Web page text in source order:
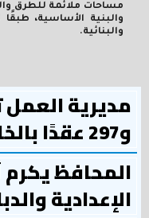
مساحات ملائمة للطرق
والبنية الأساسية،
والبنائية.
و297 عقدًا بالخارج
المحافظ يكرم
الإعدادية